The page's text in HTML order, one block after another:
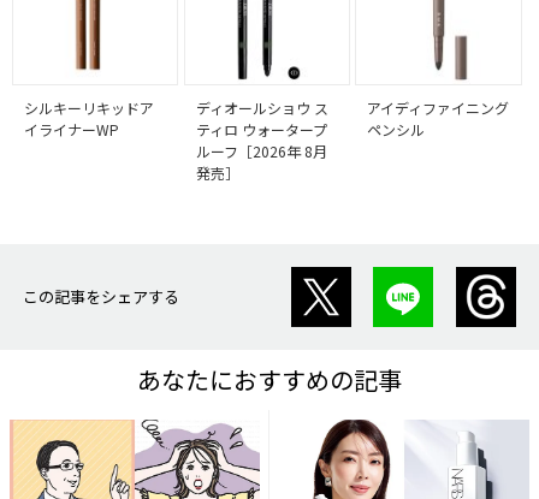
シルキーリキッドア
イライナーWP
ディオールショウ ス
ティロ ウォータープ
ルーフ［2026年 8月
発売］
アイディファイニング
ペンシル
この記事をシェアする
あなたにおすすめの記事